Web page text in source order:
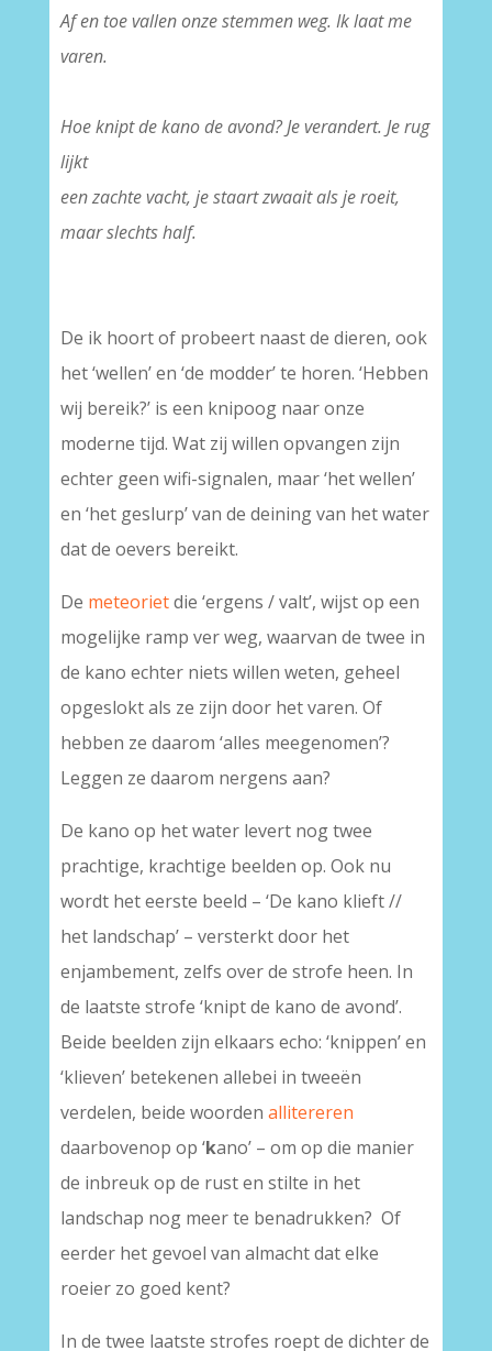
Af en toe vallen onze stemmen weg. Ik laat me
varen.
Hoe knipt de kano de avond? Je verandert. Je rug
lijkt
een zachte vacht, je staart zwaait als je roeit,
maar slechts half.
De ik hoort of probeert naast de dieren, ook
het ‘wellen’ en ‘de modder’ te horen. ‘Hebben
wij bereik?’ is een knipoog naar onze
moderne tijd. Wat zij willen opvangen zijn
echter geen wifi-signalen, maar ‘het wellen’
en ‘het geslurp’ van de deining van het water
dat de oevers bereikt.
De meteorietdie ‘ergens / valt’, wijst op een
mogelijke ramp ver weg, waarvan de twee in
de kano echter niets willen weten, geheel
opgeslokt als ze zijn door het varen. Of
hebben ze daarom ‘alles meegenomen’?
Leggen ze daarom nergens aan?
De kano op het water levert nog twee
prachtige, krachtige beelden op. Ook nu
wordt het eerste beeld – ‘De kano klieft //
het landschap’ – versterkt door het
enjambement, zelfs over de strofe heen. In
de laatste strofe ‘knipt de kano de avond’.
Beide beelden zijn elkaars echo: ‘knippen’ en
‘klieven’ betekenen allebei in tweeën
verdelen, beide woorden allitereren
daarbovenop op ‘kano’ – om op die manier
de inbreuk op de rust en stilte in het
landschap nog meer te benadrukken? Of
eerder het gevoel van almacht dat elke
roeier zo goed kent?
In de twee laatste strofes roept de dichter de